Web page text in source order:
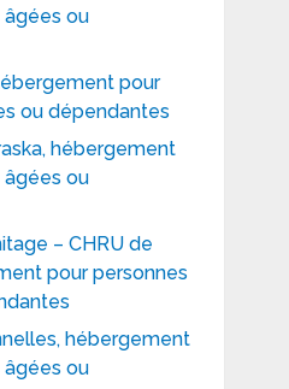
âgées ou
pour
ou dépendantes
hébergement
âgées ou
– CHRU de
pour personnes
hébergement
âgées ou